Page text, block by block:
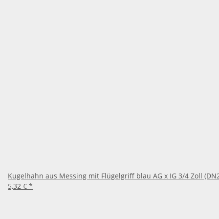
Kugelhahn aus Messing mit Flügelgriff blau AG x IG 3/4 Zoll
5,32 € *